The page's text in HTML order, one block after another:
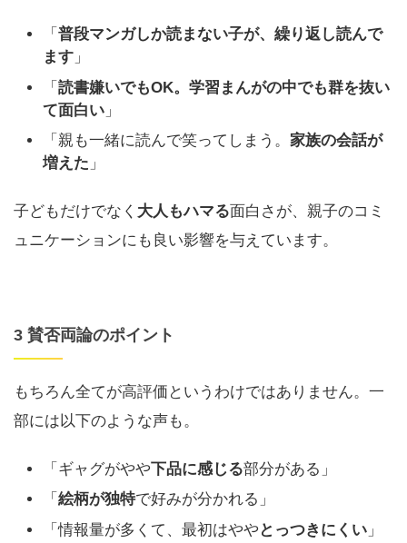
「 普段マンガしか読まない子が、繰り返し読んで
ます 」
「 読書嫌いでもOK。学習まんがの中でも群を抜い
て面白い 」
「親も一緒に読んで笑ってしまう。 家族の会話が
増えた 」
子どもだけでなく 大人もハマる面白さが、親子のコミ
ュニケーションにも良い影響を与えています。
3 賛否両論のポイント
もちろん全てが高評価というわけではありません。一
部には以下のような声も。
「ギャグがやや下品に感じる部分がある」
「 絵柄が独特で好みが分かれる」
「情報量が多くて、最初はやや とっつきにくい 」